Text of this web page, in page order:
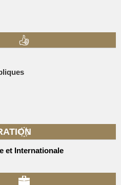
et Internationale